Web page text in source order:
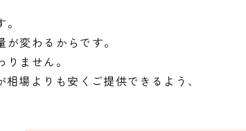
変わるからです。
ません。
場よりも安くご提供できるよう、